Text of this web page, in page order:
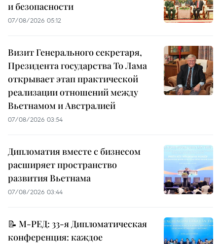
и безопасности
07/08/2026 05:12
Визит Генерального секретаря,
Президента государства То Лама
открывает этап практической
реализации отношений между
Вьетнамом и Австралией
07/08/2026 03:54
Дипломатия вместе с бизнесом
расширяет пространство
развития Вьетнама
07/08/2026 03:44
📝 М-РЕД: 33-я Дипломатическая
конференция: каждое